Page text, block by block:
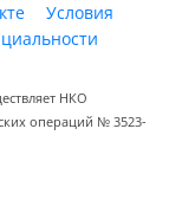
Условия
НКО
операций № 3523-